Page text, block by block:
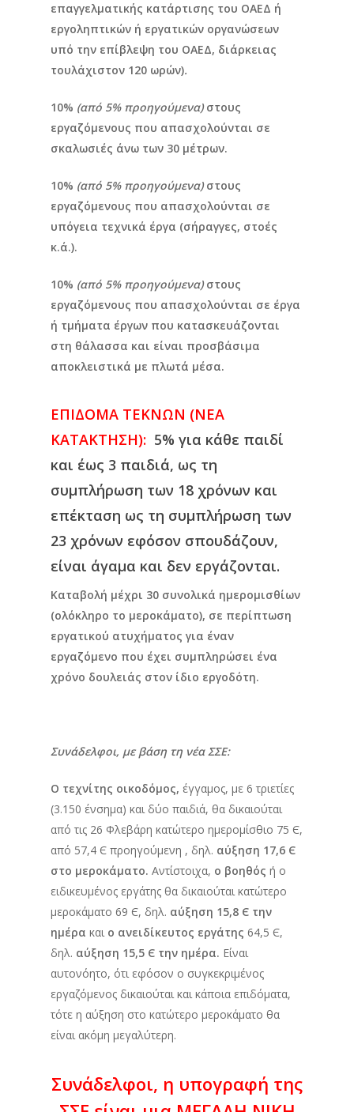
επαγγελματικής κατάρτισης του ΟΑΕΔ ή
εργοληπτικών ή εργατικών οργανώσεων
υπό την επίβλεψη του ΟΑΕΔ, διάρκειας
τουλάχιστον 120 ωρών).
10% (από 5% προηγούμενα)στους
εργαζόμενους που απασχολούνται σε
σκαλωσιές άνω των 30 μέτρων.
10% (από 5% προηγούμενα)στους
εργαζόμενους που απασχολούνται σε
υπόγεια τεχνικά έργα (σήραγγες, στοές
κ.ά.).
10% (από 5% προηγούμενα)στους
εργαζόμενους που απασχολούνται σε έργα
ή τμήματα έργων που κατασκευάζονται
στη θάλασσα και είναι προσβάσιμα
αποκλειστικά με πλωτά μέσα.
ΕΠΙΔΟΜΑ ΤΕΚΝΩΝ (ΝΕΑ
ΚΑΤΑΚΤΗΣΗ): 5% για κάθε παιδί
και έως 3 παιδιά, ως τη
συμπλήρωση των 18 χρόνων και
επέκταση ως τη συμπλήρωση των
23 χρόνων εφόσον σπουδάζουν,
είναι άγαμα και δεν εργάζονται.
Καταβολή μέχρι 30 συνολικά ημερομισθίων
(ολόκληρο το μεροκάματο), σε περίπτωση
εργατικού ατυχήματος για έναν
εργαζόμενο που έχει συμπληρώσει ένα
χρόνο δουλειάς στον ίδιο εργοδότη.
Συνάδελφοι, με βάση τη νέα ΣΣΕ:
Ο τεχνίτης οικοδόμος, έγγαμος, με 6 τριετίες
(3.150 ένσημα) και δύο παιδιά, θα δικαιούται
από τις 26 Φλεβάρη κατώτερο ημερομίσθιο 75 Є,
από 57,4 Є προηγούμενη , δηλ. αύξηση 17,6 Є
στο μεροκάματο.Αντίστοιχα, ο βοηθός ή ο
ειδικευμένος εργάτης θα δικαιούται κατώτερο
μεροκάματο 69 Є, δηλ. αύξηση 15,8 Є την
ημέρα και ο ανειδίκευτος εργάτης 64,5 Є,
δηλ. αύξηση 15,5 Є την ημέρα. Είναι
αυτονόητο, ότι εφόσον ο συγκεκριμένος
εργαζόμενος δικαιούται και κάποια επιδόματα,
τότε η αύξηση στο κατώτερο μεροκάματο θα
είναι ακόμη μεγαλύτερη.
Συνάδελφοι, η υπογραφή της